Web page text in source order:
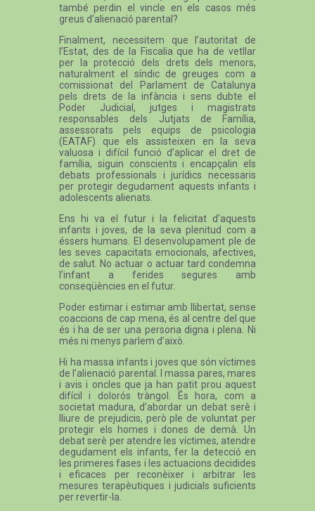
també perdin el vincle en els casos més
greus d’alienació parental?
Finalment, necessitem que l’autoritat de
l’Estat, des de la Fiscalia que ha de vetllar
per la protecció dels drets dels menors,
naturalment el síndic de greuges com a
comissionat del Parlament de Catalunya
pels drets de la infància i sens dubte el
Poder Judicial, jutges i magistrats
responsables dels Jutjats de Família,
assessorats pels equips de psicologia
(EATAF) que els assisteixen en la seva
valuosa i difícil funció d’aplicar el dret de
família, siguin conscients i encapçalin els
debats professionals i jurídics necessaris
per protegir degudament aquests infants i
adolescents alienats.
Ens hi va el futur i la felicitat d’aquests
infants i joves, de la seva plenitud com a
éssers humans. El desenvolupament ple de
les seves capacitats emocionals, afectives,
de salut. No actuar o actuar tard condemna
l’infant a ferides segures amb
conseqüències en el futur.
Poder estimar i estimar amb llibertat, sense
coaccions de cap mena, és al centre del que
és i ha de ser una persona digna i plena. Ni
més ni menys parlem d’això.
Hi ha massa infants i joves que són víctimes
de l’alienació parental. I massa pares, mares
i avis i oncles que ja han patit prou aquest
difícil i dolorós tràngol. És hora, com a
societat madura, d’abordar un debat serè i
lliure de prejudicis, però ple de voluntat per
protegir els homes i dones de demà. Un
debat serè per atendre les víctimes, atendre
degudament els infants, fer la detecció en
les primeres fases i les actuacions decidides
i eficaces per reconèixer i arbitrar les
mesures terapèutiques i judicials suficients
per revertir-la.